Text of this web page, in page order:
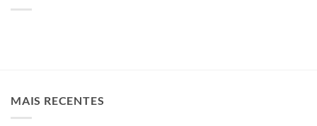
MAIS RECENTES